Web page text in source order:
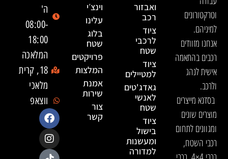
וטרקטורונים
למיניהם.
אנחנו מזוודים
רכבים בהתאמה
אישית לנהג
ולרכב.
בסדנא מייצרים
מוצרים שונים
ומגוונים לתחום
רכבי השטח,
ואבזור
רכב
ציוד
לרכבי
שטח
ציוד
למטיילים
גאדג'טים
לאנשי
שטח
ציוד
בישול
ומעשנות
למדורה
וינצ׳י
עלינו
בלוג
שטח
פרויקטים
המלצות
אמנת
שירות
צור
קשר
ה'
08:00-
18:00
המלאכה
18, קרית
מלאכי
ווצאפ